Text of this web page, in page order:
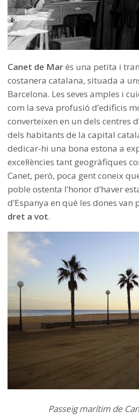
Canet de Marés una petita i
costanera catalana, situada a
Barcelona. Les seves amples i
com la seva profusió d’edificis
converteixen en un dels centres
dels habitants de la capital
dedicar-hi una bona estona a
excel·lències tant geogràfiques
Canet, però, poca gent coneix
poble ostenta l’honor d’haver
d’Espanya en què les dones van
dret a vot.
Passeig marítim de